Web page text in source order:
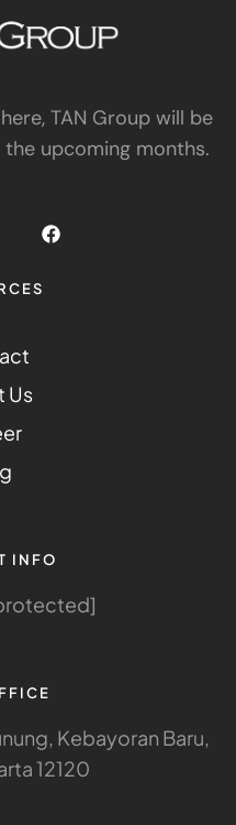
TAN Group will be
upcoming months.
Us
INFO
Kebayoran Baru,
12120